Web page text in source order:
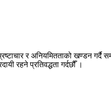
र अनियमितताको खण्डन गर्दै
रहने प्रतिवद्धता गर्दछौँ ।